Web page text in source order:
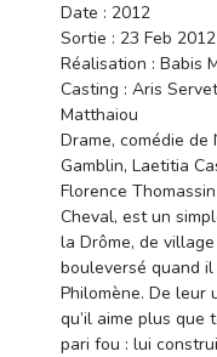
Date : 2012
Sortie : 23 Feb 2012
Réalisation : Babis
Casting : Aris
Matthaiou
Drame, comédie de
Gamblin, Laetitia
Florence
Cheval, est un
la Drôme, de
bouleversé quand
Philomène. De leur
qu’il aime plus que
pari fou : lui